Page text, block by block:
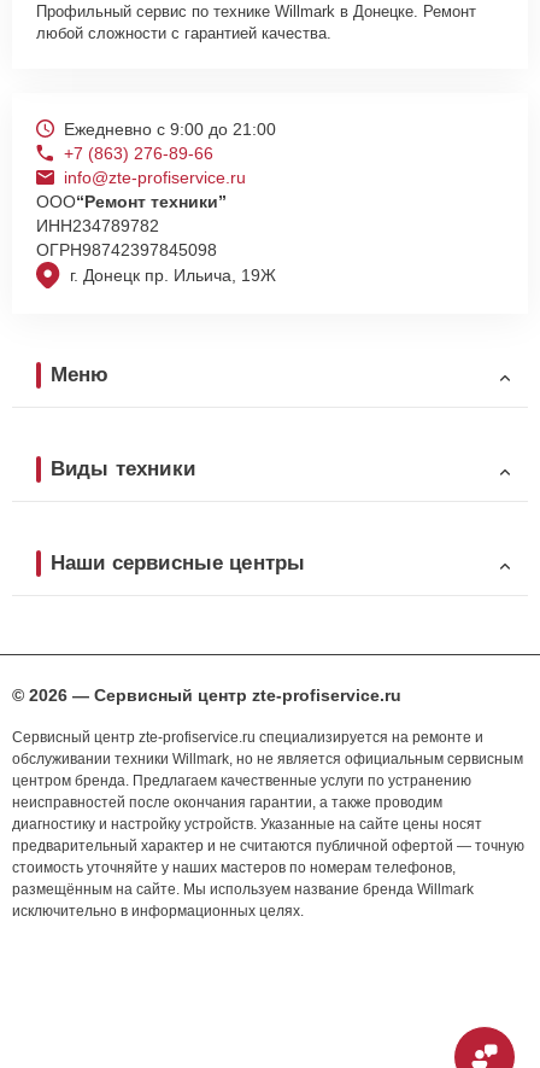
Профильный сервис по технике Willmark в Донецке. Ремонт
любой сложности с гарантией качества.
г. Донецк пр. Ильича, 19Ж
Ежедневно с 9:00 до 21:00
+7 (863) 276-89-66
info@zte-profiservice.ru
ООО“Ремонт техники”
ИНН234789782
ОГРН98742397845098
Меню
Виды техники
Наши сервисные центры
© 2026 — Сервисный центр zte-profiservice.ru
Сервисный центр zte-profiservice.ru специализируется на ремонте и
обслуживании техники Willmark, но не является официальным сервисным
центром бренда. Предлагаем качественные услуги по устранению
неисправностей после окончания гарантии, а также проводим
диагностику и настройку устройств. Указанные на сайте цены носят
предварительный характер и не считаются публичной офертой — точную
стоимость уточняйте у наших мастеров по номерам телефонов,
размещённым на сайте. Мы используем название бренда Willmark
исключительно в информационных целях.